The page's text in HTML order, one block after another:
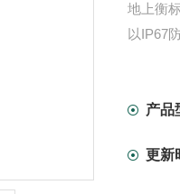
地上衡
以IP67
广泛应
产品
更新